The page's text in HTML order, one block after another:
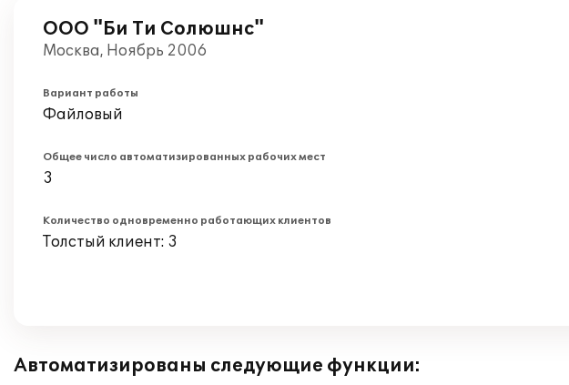
ООО "Би Ти Солюшнс"
Москва, Ноябрь 2006
Вариант работы
Файловый
Общее число автоматизированных рабочих мест
3
Количество одновременно работающих клиентов
Толстый клиент: 3
Автоматизированы следующие функции: